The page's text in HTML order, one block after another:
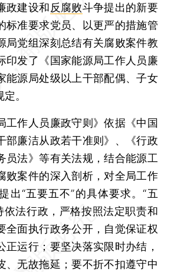
政建设和反腐败斗争提出的新要
标准要求党员、以更严的措施管
局党组深刻总结有关腐败案件教
印发了《国家能源局工作人员廉
能源局处级以上干部配偶、子女
。
作人员廉政守则》依据《中国
部廉洁从政若干准则》、《行政
员法》等有关法规，结合能源工
败案件的深入剖析，对全局工作
出“五要五不”的具体要求。“五
依法行政，严格按照法定职责和
全面执行政务公开，自觉保证权
正运行；要坚决落实限时办结，
、无故拖延；要不折不扣遵守中